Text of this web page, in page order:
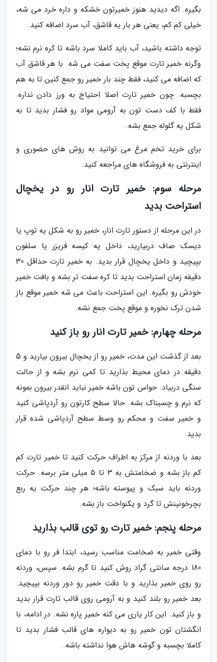
بگیره. اگه دیدید هنوز خمیرتون خشکه و داره خرد می شه،
خیلی کم کم، یعنی هر بار یه قاشق، آب سرد اضافه کنید.
توجه داشته باشید، آب باید کاملا سرد باشه تا کره نرم نشه؛
وگرنه خمیر تارت موقع پخت سفت می شه. با هر قاشق آب
که اضافه می کنید، فقط چند بار خمیر رو جمع کنین تا به هم
بچسبه. چون خمیر تارت اصلا احتیاج به ورز دادن نداره.
فقط با کف دست تون به آرومی مواد رو فشار بدید تا به
شکل یه گلوله جمع بشه.
برای خرید تخم مرغ می توانید به روش های حضوری و
اینترنتی به فروشگاه های مراجعه کنید.
مرحله سوم: خمیر تارت انار رو در یخچال
استراحت بدید
در این مرحله از دستور تارت انار، خمیر رو به شکل یه توپ یا
دیسک صاف دربیارید، داخل یه کیسه فریزر یا سلفون
بپیچید و داخل یخچال قرار بدید. به خمیر تارت حداقل 30
دقیقه زمان استراحت بدید تا کره سفت تر بشه و بافت خمیر
خودش رو بگیره. این استراحت باعث می شه خمیر موقع باز
شدن ترک نخوره و موقع پخت جمع نشه.
مرحله چهارم: خمیر تارت انار رو باز کنید
بعد از گذشت این مدت، خمیر رو از یخچال بیرون بیارید و 5
دقیقه در دمای محیط بذارید تا کمی نرم بشه و از حالت
سنگی دربیاد. حواس تون باشه خمیر نباید انقدر بیرون بمونه
که نرم و چسبناک بشه. حالا سطح کارتون رو آردپاشی کنید
و خمیر سفت و محکم رو وسط سطح آردپاشی شده قرار
بدید.
بعد با وردنه از مرکز به اطراف حرکت کنید تا خمیر تارت کم
کم باز بشه و ضخامتش به 3 تا 5 میلی متر برسه. حرکت
وردنه باید سبک و پیوسته باشه؛ هر چند حرکت یه ربع
بچرخونینش تا گرد و یکنواخت باز بشه.
مرحله پنجم: خمیر تارت رو توی قالب بذارید
وقتی خمیر به ضخامت مناسب رسید، ابتدا فر رو با دمای
180 درجه سانتی گراد روش کنید تا گرم بشه. سپس، وردنه
رو روی خمیر بذارید و با دقت خمیر رو دور وردنه بپیچید.
بعد خمیر رو بلند کنید و به آرومی روی قالب تارت قرار بدید
و باز کنید. این کار یاری می کنه خمیر پاره نشه. در ادامه، با
انگشتان تون خمیر رو به دیواره های قالب فشار بدید تا
کاملا بچسبه و گوشه هاش هوا نداشته باشه.